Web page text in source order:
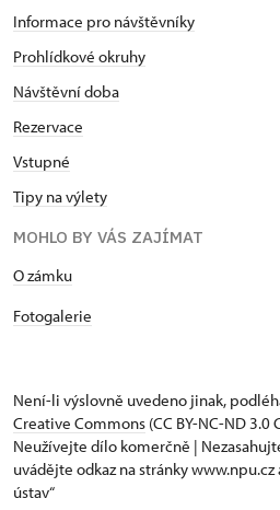
Informace pro návštěvníky
Prohlídkové okruhy
Návštěvní doba
Rezervace
Vstupné
Tipy na výlety
MOHLO BY VÁS ZAJÍMAT
O zámku
Fotogalerie
Není-li výslovně uvedeno jinak,
Creative Commons (CC BY-NC-ND
Neužívejte dílo komerčně |
uvádějte odkaz na stránky
ústav“